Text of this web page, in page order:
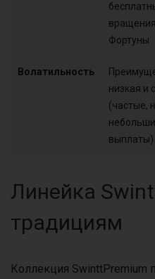
Фортуны
Волатильность
низкая и
(частые,
выплаты)
Линейка
традициям
Коллекция SwinttPremium